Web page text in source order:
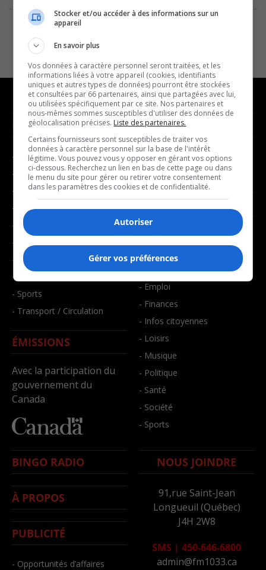
NOUVELLES
- Affaires municipales
- Communauté / Social
- Culture
- Économie
- Éducation
- Environnement
- Faits divers
- Santé et bien-être
- Sports
- Transport / Circulation
ÉMISSIONS
Avec la participation du
gouvernement du
Canada
MUSIQUE
- Décompte franco
- Joué récemment
BALADOS
- Affaires
- Art de vivre
- Bien-être
- Emploi
- Finances
- Infos citoyennes
- Loisirs
- Musique
- Politique
- Santé
- Société
- Sports
BINGO RADIO
À PROPOS
PUBLICITÉ
- Opportunités d’affaires
NOUS JOINDRE
91,rue Saint-Jean
Longueuil (Québec)
J4H 2W8
SMS | 450-646-6800
admin@fm1033.ca
Stocker et/ou accéder à des informations sur un
appareil
En savoir plus
Vos données à caractère personnel seront traitées, et les
informations liées à votre appareil (cookies, identifiants
uniques et autres types de données) pourront être stockées
et consultées par 66 partenaires, ainsi que partagées avec lui,
ou utilisées spécifiquement par ce site. Nos partenaires et
nous-mêmes sommes susceptibles d'utiliser des données de
géolocalisation précises. Liste des partenaires.
Certains fournisseurs sont susceptibles de traiter vos
données à caractère personnel sur la base de l'intérêt
légitime. Vous pouvez vous y opposer en gérant vos options
ci-dessous. Recherchez un lien en bas de cette page ou dans
le menu du site pour gérer ou retirer votre consentement
dans les paramètres des cookies et de confidentialité.
Autoriser
Gérer vos préférences